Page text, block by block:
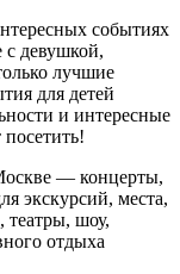
событиях
девушкой,
лучшие
для детей
и интересные
— концерты,
экскурсий, места,
театры, шоу,
отдыха